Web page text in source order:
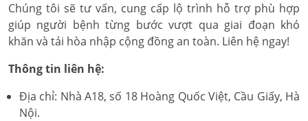
Chúng tôi sẽ tư vấn, cung cấp lộ trình hỗ trợ phù hợp
giúp người bệnh từng bước vượt qua giai đoạn khó
khăn và tái hòa nhập cộng đồng an toàn. Liên hệ ngay!
Thông tin liên hệ:
Địa chỉ: Nhà A18, số 18 Hoàng Quốc Việt, Cầu Giấy, Hà
Nội.